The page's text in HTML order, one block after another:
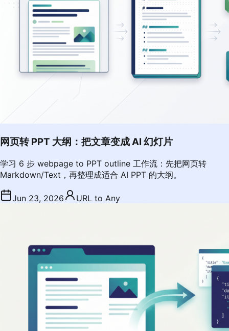
网页转 PPT 大纲：把文章变成 AI 幻灯片
学习 6 步 webpage to PPT outline 工作流：先把网页转
Markdown/Text，再整理成适合 AI PPT 的大纲。
Jun 23, 2026 URL to Any